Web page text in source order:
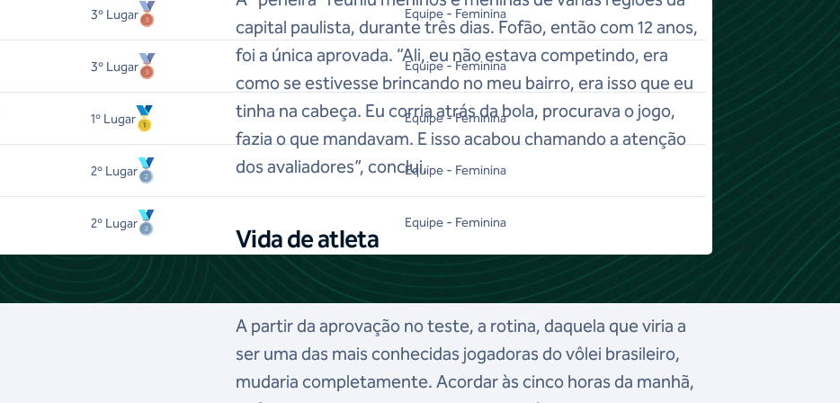
capital paulista, durante três dias. Fofão, então com 12 anos,
foi a única aprovada. “Ali, eu não estava competindo, era
como se estivesse brincando no meu bairro, era isso que eu
tinha na cabeça. Eu corria atrás da bola, procurava o jogo,
fazia o que mandavam. E isso acabou chamando a atenção
dos avaliadores”, conclui.
Vida de atleta
A partir da aprovação no teste, a rotina, daquela que viria a
ser uma das mais conhecidas jogadoras do vôlei brasileiro,
mudaria completamente. Acordar às cinco horas da manhã,
3º Lugar Equipe - Feminina
3º Lugar Equipe - Feminina
1º Lugar Equipe - Feminina
2º Lugar Equipe - Feminina
2º Lugar Equipe - Feminina